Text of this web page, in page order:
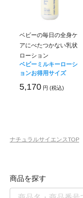
ベビーの毎日の全身ケ
アにべたつかない乳状
ローション
ベビーミルキーローシ
ョンお得用サイズ
5,170 円 (税込)
ナチュラルサイエンスTOP
商品を探す